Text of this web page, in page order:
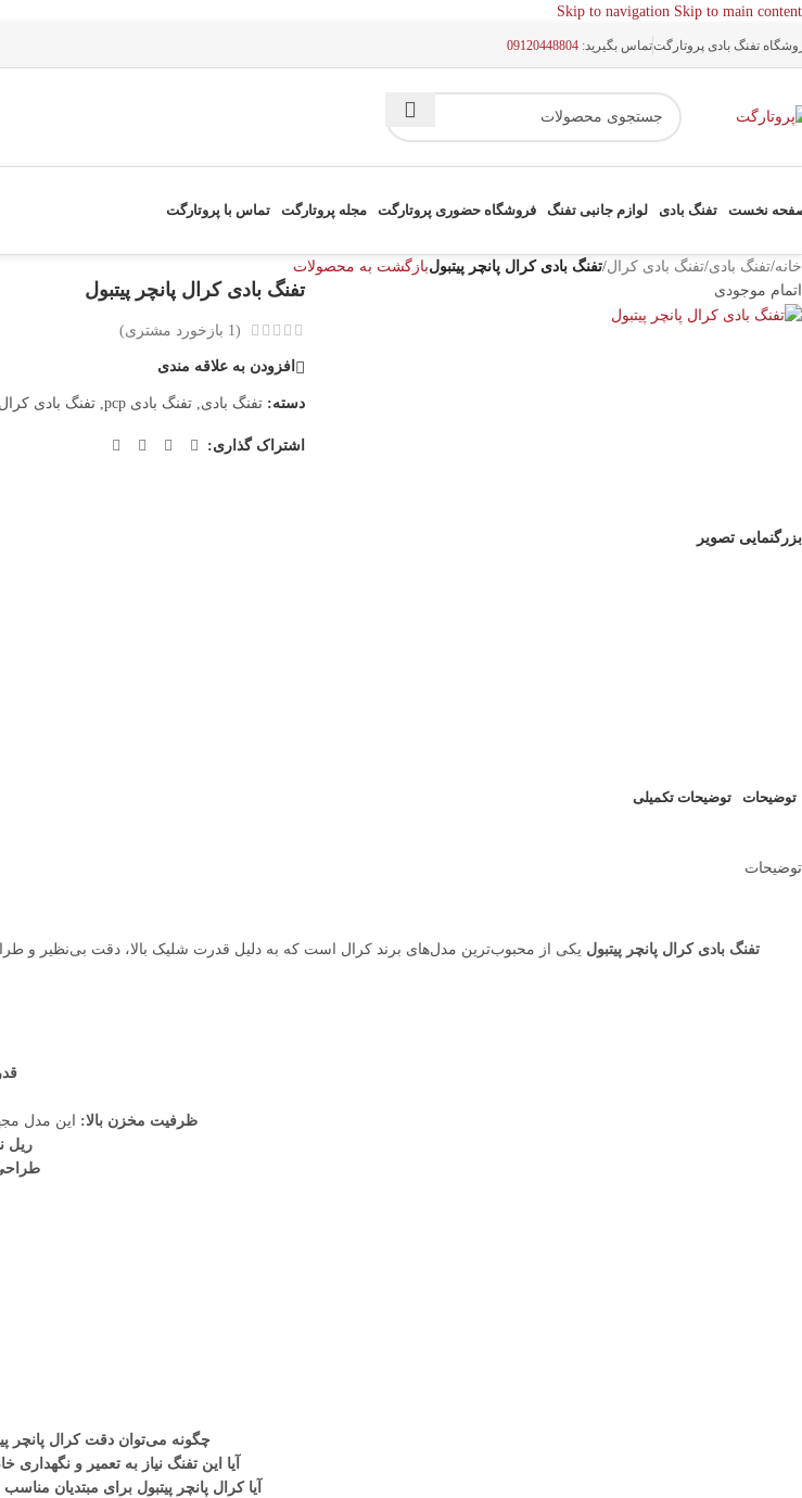
Skip to navigation Skip to main content
تفنگ بادی پروتارگتتماس بگیرید: 09120448804
نخست تفنگ بادی لوازم جانبی تفنگ فروشگاه حضوری پروتارگت مجله پروتارگت تماس با پروتارگت
خانه/تفنگ بادی/تفنگ بادی کرال/تفنگ بادی کرال پانچر پیتبولبازگشت به محصولات
اتمام موجودی
بزرگنمایی تصویر
تفنگ بادی کرال پانچر پیتبول
(
1 بازخورد مشتری)
افزودن به علاقه مندی
دسته: تفنگ بادی تفنگ بادی pcp تفنگ بادی کرال
اشتراک گذاری:
توضیحات توضیحات تکمیلی
توضیحات
تفنگ بادی کرال پانچر پیتبول یکی از محبوب‌ترین مدل‌های برند کرال است که به دلیل قدرت شلیک بالا، دقت بی‌نظیر و
ظرفیت مخزن بالا: این مدل
ریل
چگونه می‌توان دقت کرال پانچر
آیا این تفنگ نیاز به تعمیر و نگهداری
آیا کرال پانچر پیتبول برای مبتدیان